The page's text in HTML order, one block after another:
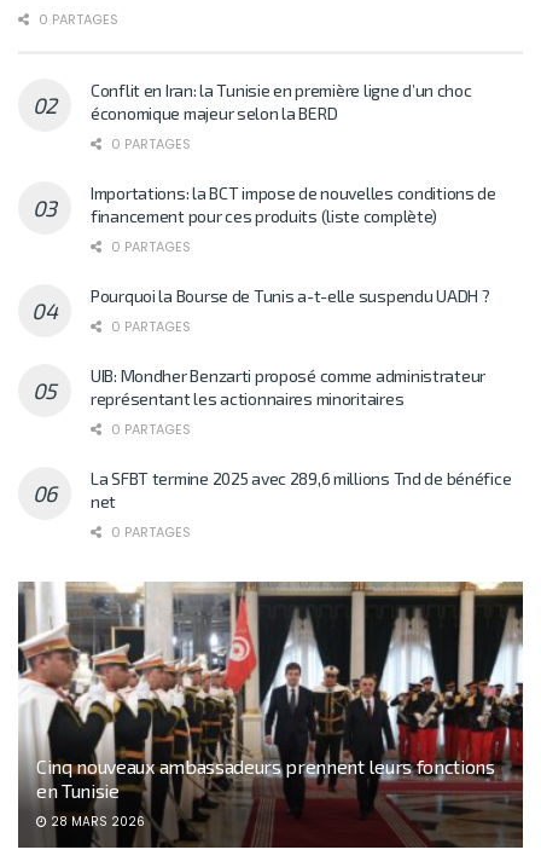
0 PARTAGES
Conflit en Iran: la Tunisie en première ligne d’un choc
économique majeur selon la BERD
0 PARTAGES
Importations: la BCT impose de nouvelles conditions de
financement pour ces produits (liste complète)
0 PARTAGES
Pourquoi la Bourse de Tunis a-t-elle suspendu UADH ?
0 PARTAGES
UIB: Mondher Benzarti proposé comme administrateur
représentant les actionnaires minoritaires
0 PARTAGES
La SFBT termine 2025 avec 289,6 millions Tnd de bénéfice
net
0 PARTAGES
Cinq nouveaux ambassadeurs prennent leurs fonctions
en Tunisie
28 MARS 2026